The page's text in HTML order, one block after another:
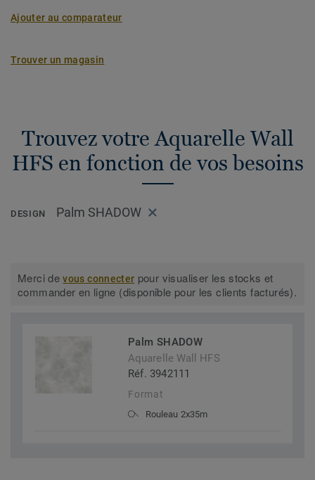
Ajouter au comparateur
Trouver un magasin
Trouvez votre Aquarelle Wall
HFS en fonction de vos besoins
DESIGN Palm SHADOW
Merci devous connecter pour visualiser les stocks et
commander en ligne (disponible pour les clients facturés).
Palm SHADOW
Aquarelle Wall HFS
Réf. 3942111
Format
Rouleau 2x35m